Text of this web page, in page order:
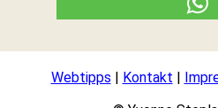
Webtipps | Kontakt |